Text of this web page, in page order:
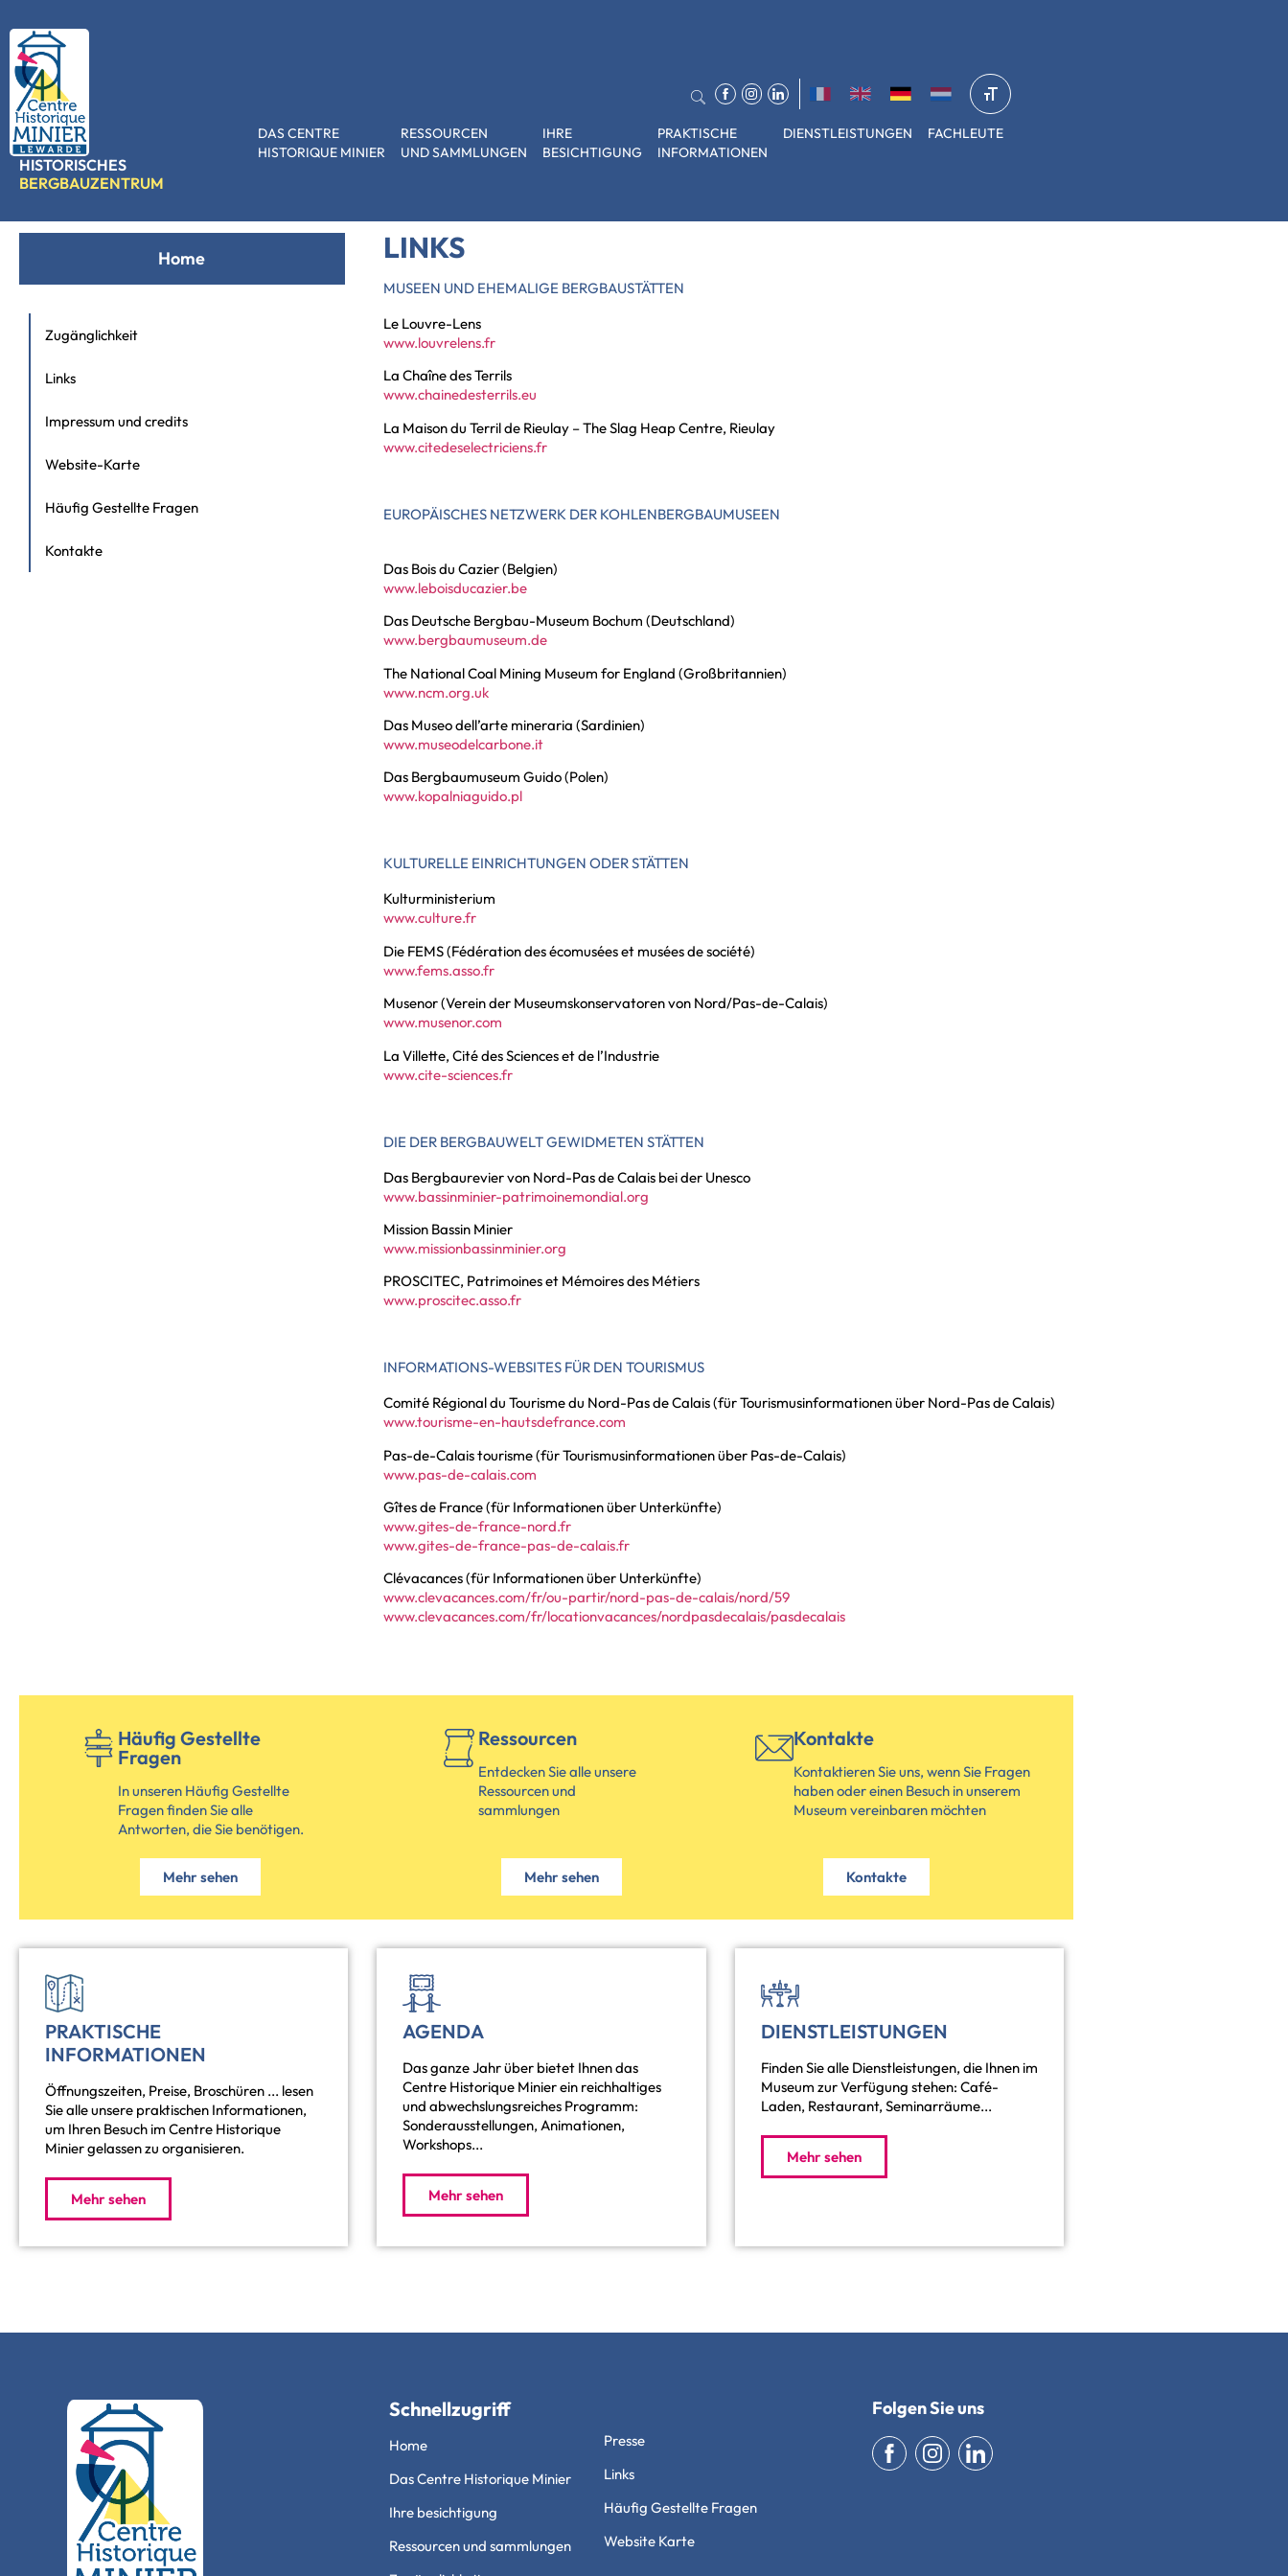
HISTORISCHES
BERGBAUZENTRUM
DAS CENTRE
HISTORIQUE MINIER
RESSOURCEN
UND SAMMLUNGEN
IHRE
BESICHTIGUNG
PRAKTISCHE
INFORMATIONEN
DIENSTLEISTUNGEN FACHLEUTE
Accueil»Links
Home
Zugänglichkeit
Links
Impressum und credits
Website-Karte
Häufig Gestellte Fragen
Kontakte
LINKS
MUSEEN UND EHEMALIGE BERGBAUSTÄTTEN
Le Louvre-Lens
www.louvrelens.fr
La Chaîne des Terrils
www.chainedesterrils.eu
La Maison du Terril de Rieulay – The Slag Heap Centre, Rieulay
www.citedeselectriciens.fr
EUROPÄISCHES NETZWERK DER KOHLENBERGBAUMUSEEN
Das Bois du Cazier (Belgien)
www.leboisducazier.be
Das Deutsche Bergbau-Museum Bochum (Deutschland)
www.bergbaumuseum.de
The National Coal Mining Museum for England (Großbritannien)
www.ncm.org.uk
Das Museo dell’arte mineraria (Sardinien)
www.museodelcarbone.it
Das Bergbaumuseum Guido (Polen)
www.kopalniaguido.pl
KULTURELLE EINRICHTUNGEN ODER STÄTTEN
Kulturministerium
www.culture.fr
Die FEMS (Fédération des écomusées et musées de société)
www.fems.asso.fr
Musenor (Verein der Museumskonservatoren von Nord/Pas-de-Calais)
www.musenor.com
La Villette, Cité des Sciences et de l’Industrie
www.cite-sciences.fr
DIE DER BERGBAUWELT GEWIDMETEN STÄTTEN
Das Bergbaurevier von Nord-Pas de Calais bei der Unesco
www.bassinminier-patrimoinemondial.org
Mission Bassin Minier
www.missionbassinminier.org
PROSCITEC, Patrimoines et Mémoires des Métiers
www.proscitec.asso.fr
INFORMATIONS-WEBSITES FÜR DEN TOURISMUS
Comité Régional du Tourisme du Nord-Pas de Calais (für Tourismusinformationen über Nord-Pas de Calais)
www.tourisme-en-hautsdefrance.com
Pas-de-Calais tourisme (für Tourismusinformationen über Pas-de-Calais)
www.pas-de-calais.com
Gîtes de France (für Informationen über Unterkünfte)
www.gites-de-france-nord.fr
www.gites-de-france-pas-de-calais.fr
Clévacances (für Informationen über Unterkünfte)
www.clevacances.com/fr/ou-partir/nord-pas-de-calais/nord/59
www.clevacances.com/fr/locationvacances/nordpasdecalais/pasdecalais
Häufig Gestellte
Fragen
In unseren Häufig Gestellte
Fragen finden Sie alle
Antworten, die Sie benötigen.
Mehr sehen
Ressourcen
Entdecken Sie alle unsere
Ressourcen und
sammlungen
Mehr sehen
Kontakte
Kontaktieren Sie uns, wenn Sie Fragen
haben oder einen Besuch in unserem
Museum vereinbaren möchten
Kontakte
PRAKTISCHE
INFORMATIONEN
Öffnungszeiten, Preise, Broschüren ... lesen
Sie alle unsere praktischen Informationen,
um Ihren Besuch im Centre Historique
Minier gelassen zu organisieren.
Mehr sehen
AGENDA
Das ganze Jahr über bietet Ihnen das
Centre Historique Minier ein reichhaltiges
und abwechslungsreiches Programm:
Sonderausstellungen, Animationen,
Workshops...
Mehr sehen
DIENSTLEISTUNGEN
Finden Sie alle Dienstleistungen, die Ihnen im
Museum zur Verfügung stehen: Café-
Laden, Restaurant, Seminarräume...
Mehr sehen
Schnellzugriff
Home
Das Centre Historique Minier
Ihre besichtigung
Ressourcen und sammlungen
Presse
Links
Häufig Gestellte Fragen
Website Karte
Folgen Sie uns